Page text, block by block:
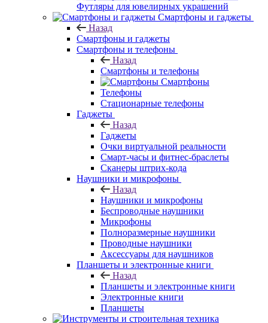
Футляры для ювелирных украшений
Смартфоны и гаджеты
Назад
Смартфоны и гаджеты
Смартфоны и телефоны
Назад
Смартфоны и телефоны
Смартфоны
Телефоны
Стационарные телефоны
Гаджеты
Назад
Гаджеты
Очки виртуальной реальности
Смарт-часы и фитнес-браслеты
Сканеры штрих-кода
Наушники и микрофоны
Назад
Наушники и микрофоны
Беспроводные наушники
Микрофоны
Полноразмерные наушники
Проводные наушники
Аксессуары для наушников
Планшеты и электронные книги
Назад
Планшеты и электронные книги
Электронные книги
Планшеты